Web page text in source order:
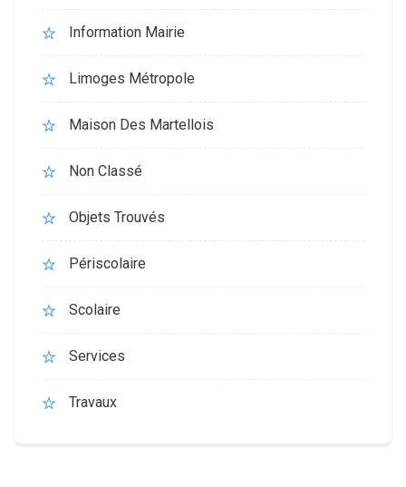
Information Mairie
Limoges Métropole
Maison Des Martellois
Non Classé
Objets Trouvés
Périscolaire
Scolaire
Services
Travaux